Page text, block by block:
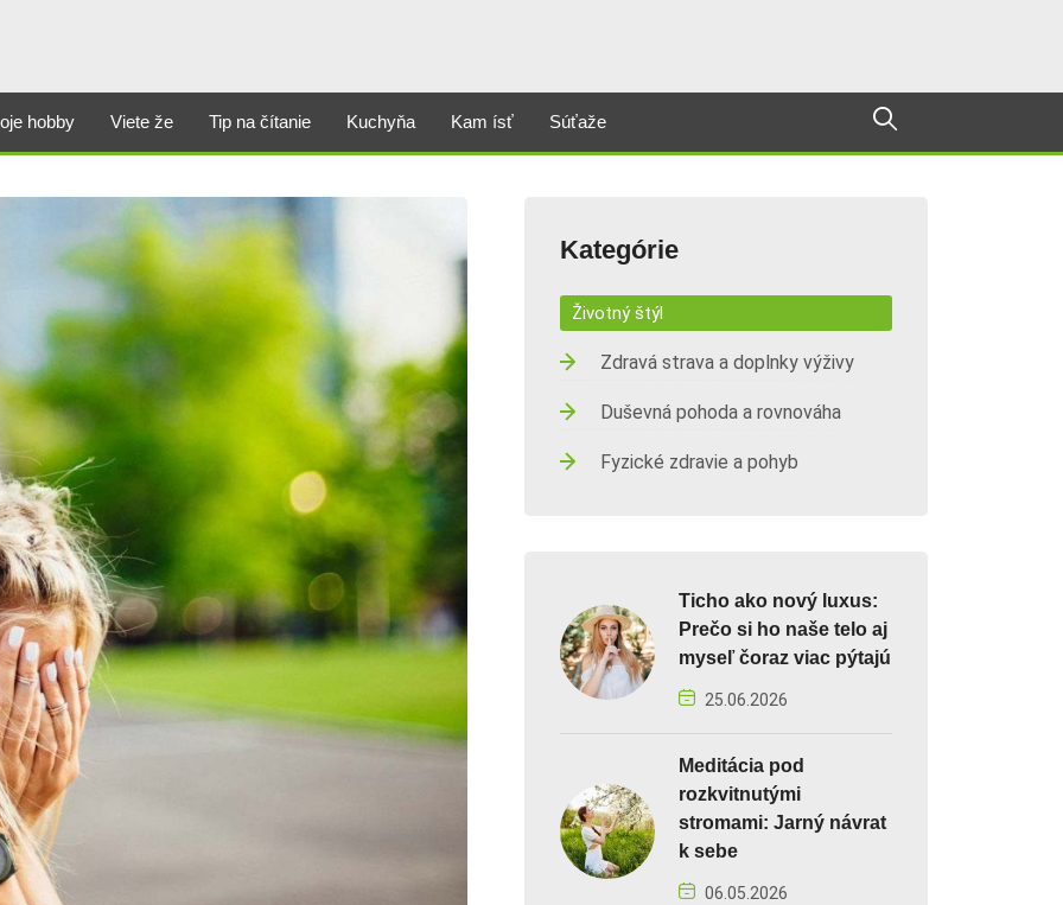
hobby Viete že Tip na čítanie Kuchyňa Kam ísť Súťaže
Kategórie
Životný štýl
Zdravá strava a doplnky výživy
Duševná pohoda a rovnováha
Fyzické zdravie a pohyb
Ticho ako nový luxus:
Prečo si ho naše telo aj
myseľ čoraz viac pýtajú
25.06.2026
Meditácia pod
rozkvitnutými
stromami: Jarný návrat
k sebe
06.05.2026